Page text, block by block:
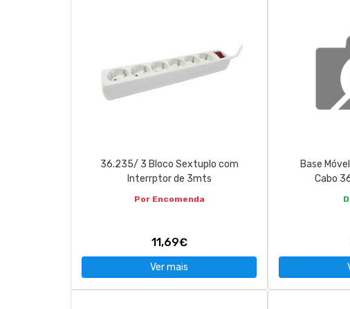
geral@luxivo.pt
36.235/ 3 Bloco Sextuplo com
Interrptor de 3mts
Por Encomenda
11,69€
Ver mais
Base
Cabo